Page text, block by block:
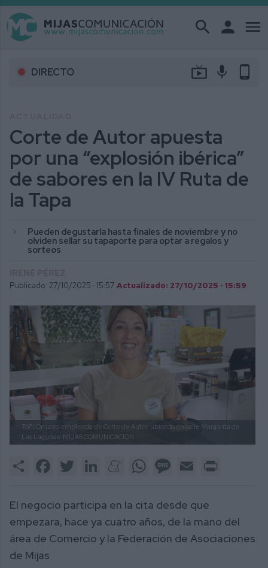
search person menu
DIRECTO live_tv mic phone_android
Corte de Autor apuesta
por una “explosión ibérica”
de sabores en la IV Ruta de
la Tapa
Pueden degustarla hasta finales de noviembre y no
olviden sellar su tapaporte para optar a regalos y
sorteos
Publicado: 27/10/2025 · 15:57 Actualizado: 27/10/2025 · 15:59
Toñi Ortiz es empleada de Corte de Autor, ubicado en calle Margarita de
Las Lagunas. MIJAS COMUNICACIÓN.
Share FacebookTwitter LinkedInMeneameWhatsAppMessage
Email
El negocio participa en la cita desde que
empezara, hace ya cuatro años, de la mano del
área de Comercio y la Federación de Asociaciones
de Mijas